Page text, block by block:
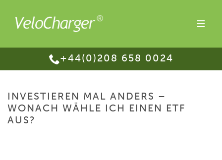
+44(0)208 658 0024
INVESTIEREN MAL ANDERS –
WONACH WÄHLE ICH EINEN ETF
AUS?